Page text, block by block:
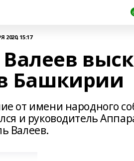
2020, 15:17
Башкирии
от имени народного
и руководитель
Валеев.